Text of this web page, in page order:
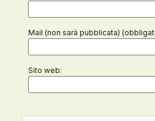
Mail (non sarà pubblicata)
Sito web: